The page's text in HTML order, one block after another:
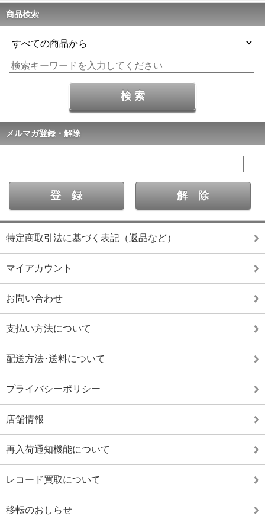
商品検索
メルマガ登録・解除
特定商取引法に基づく表記（返品など）
マイアカウント
お問い合わせ
支払い方法について
配送方法･送料について
プライバシーポリシー
店舗情報
再入荷通知機能について
レコード買取について
移転のおしらせ